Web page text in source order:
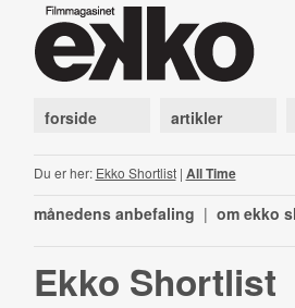
forside artikler
Du er her: Ekko Shortlist| All Time
månedens anbefaling | om ekko
Ekko Shortlist